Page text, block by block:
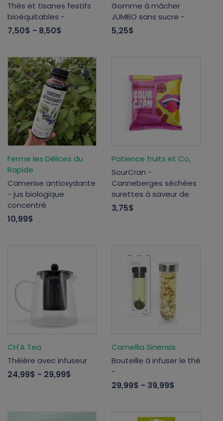
Thés et tisanes festifs
bioéquitables -
7,50$ - 8,50$
Gomme à mâcher
JUMBO sans sucre -
5,25$
Ferme les Délices du
Rapide
Camerise antioxydante
- jus biologique
concentré
10,99$
Patience fruits et Co,
SourCran -
Canneberges séchées
surettes à saveur de
3,75$
CH'A Tea
Théière avec infuseur
24,99$ - 29,99$
Camellia Sinensis
Bouteille à infuser le thé
-
29,99$ - 39,99$